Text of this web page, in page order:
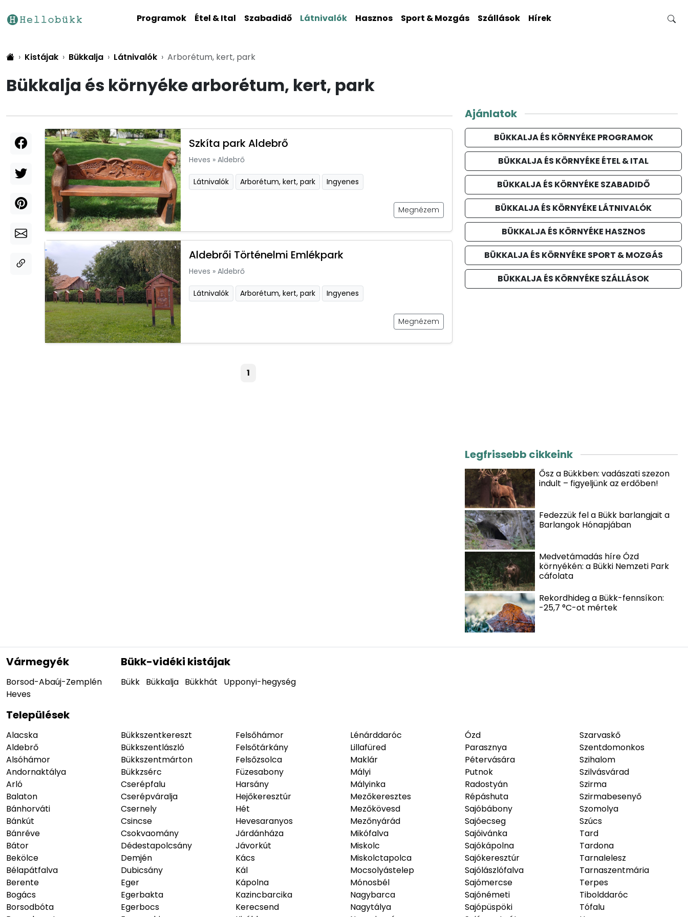
Programok Étel & Ital Szabadidő Látnivalók Hasznos Sport & Mozgás Szállások Hírek
Kistájak Bükkalja Látnivalók Arborétum, kert, park
Bükkalja és környéke arborétum, kert, park
Szkíta park Aldebrő
Heves » Aldebrő
Látnivalók Arborétum, kert, park Ingyenes
Megnézem
Aldebrői Történelmi Emlékpark
Heves » Aldebrő
Látnivalók Arborétum, kert, park Ingyenes
Megnézem
1
Ajánlatok
BÜKKALJA ÉS KÖRNYÉKE PROGRAMOK
BÜKKALJA ÉS KÖRNYÉKE ÉTEL & ITAL
BÜKKALJA ÉS KÖRNYÉKE SZABADIDŐ
BÜKKALJA ÉS KÖRNYÉKE LÁTNIVALÓK
BÜKKALJA ÉS KÖRNYÉKE HASZNOS
BÜKKALJA ÉS KÖRNYÉKE SPORT & MOZGÁS
BÜKKALJA ÉS KÖRNYÉKE SZÁLLÁSOK
Legfrissebb cikkeink
Ősz a Bükkben: vadászati szezon
indult – figyeljünk az erdőben!
Fedezzük fel a Bükk barlangjait a
Barlangok Hónapjában
Medvetámadás híre Ózd
környékén: a Bükki Nemzeti Park
cáfolata
Rekordhideg a Bükk-fennsíkon:
-25,7 °C-ot mértek
Vármegyék
Borsod-Abaúj-Zemplén
Heves
Bükk-vidéki kistájak
Bükk Bükkalja Bükkhát Upponyi-hegység
Települések
Alacska
Aldebrő
Alsóhámor
Andornaktálya
Arló
Balaton
Bánhorváti
Bánkút
Bánréve
Bátor
Bekölce
Bélapátfalva
Berente
Bogács
Borsodbóta
Bükkszentkereszt
Bükkszentlászló
Bükkszentmárton
Bükkzsérc
Cserépfalu
Cserépváralja
Csernely
Csincse
Csokvaomány
Dédestapolcsány
Demjén
Dubicsány
Eger
Egerbakta
Egerbocs
Felsőhámor
Felsőtárkány
Felsőzsolca
Füzesabony
Harsány
Hejőkeresztúr
Hét
Hevesaranyos
Járdánháza
Jávorkút
Kács
Kál
Kápolna
Kazincbarcika
Kerecsend
Lénárddaróc
Lillafüred
Maklár
Mályi
Mályinka
Mezőkeresztes
Mezőkövesd
Mezőnyárád
Mikófalva
Miskolc
Miskolctapolca
Mocsolyástelep
Mónosbél
Nagybarca
Nagytálya
Ózd
Parasznya
Pétervására
Putnok
Radostyán
Répáshuta
Sajóbábony
Sajóecseg
Sajóivánka
Sajókápolna
Sajókeresztúr
Sajólászlófalva
Sajómercse
Sajónémeti
Sajópüspöki
Szarvaskő
Szentdomonkos
Szihalom
Szilvásvárad
Szirma
Szirmabesenyő
Szomolya
Szúcs
Tard
Tardona
Tarnalelesz
Tarnaszentmária
Terpes
Tibolddaróc
Tófalu